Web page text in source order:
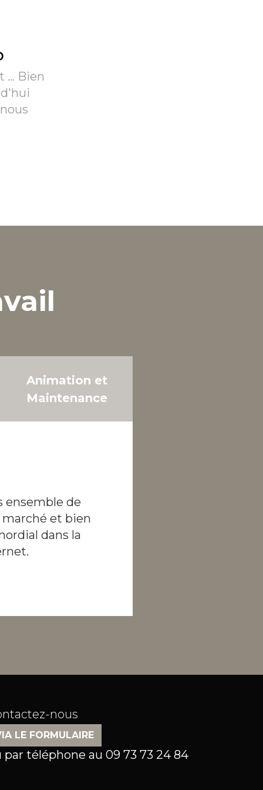
Bien
Animation et
Maintenance
ensemble de
et bien
dans la
nous
LE FORMULAIRE
par téléphone au 09 73 73 24 84